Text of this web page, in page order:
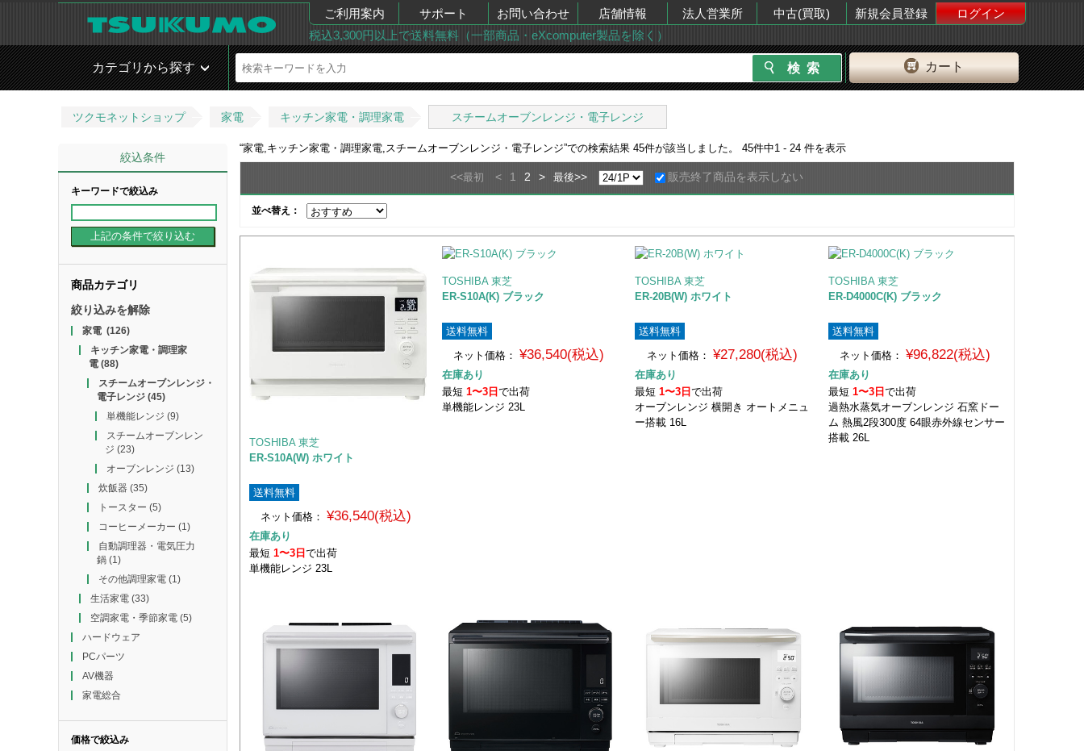
ご利用案内 サポート お問い合わせ 店舗情報 法人営業所 中古(買取) 新規会員登録
ログイン
税込3,300円以上で送料無料（一部商品・eXcomputer製品を除く）
カート
カテゴリから探す
ツクモネットショップ 家電 キッチン家電・調理家電 スチームオーブンレンジ・電子レンジ
絞込条件
キーワードで絞込み
商品カテゴリ
絞り込みを解除
家電(126)
キッチン家電・調理家
電(88)
スチームオーブンレンジ・
電子レンジ(45)
単機能レンジ (9)
スチームオーブンレン
ジ (23)
オーブンレンジ (13)
炊飯器(35)
トースター (5)
コーヒーメーカー (1)
自動調理器・電気圧力
鍋(1)
その他調理家電(1)
生活家電(33)
空調家電・季節家電(5)
ハードウェア
PCパーツ
AV機器
家電総合
価格で絞込み
“家電,キッチン家電・調理家電,スチームオーブンレンジ・電子レンジ”での検索結果 45件が該当しました。 45件中1 - 24 件を表示
<<最初 < 1 2 > 最後>> 販売終了商品を表示しない
並べ替え：
TOSHIBA 東芝
ER-S10A(W) ホワイト
送料無料
ネット価格：
¥36,540(税込)
在庫あり
最短 1〜3日 で出荷
単機能レンジ 23L
TOSHIBA 東芝
ER-S10A(K) ブラック
送料無料
ネット価格：
¥36,540(税込)
在庫あり
最短1〜3日で出荷
単機能レンジ 23L
TOSHIBA 東芝
ER-20B(W) ホワイト
送料無料
ネット価格： ¥27,280(税込)
在庫あり
最短1〜3日で出荷
オーブンレンジ 横開き オートメニュ
ー搭載 16L
TOSHIBA 東芝
ER-D4000C(K) ブラック
送料無料
ネット価格： ¥96,822(税込)
在庫あり
最短 1〜3日 で出荷
過熱水蒸気オーブンレンジ 石窯ドー
ム 熱風2段300度 64眼赤外線センサー
搭載 26L